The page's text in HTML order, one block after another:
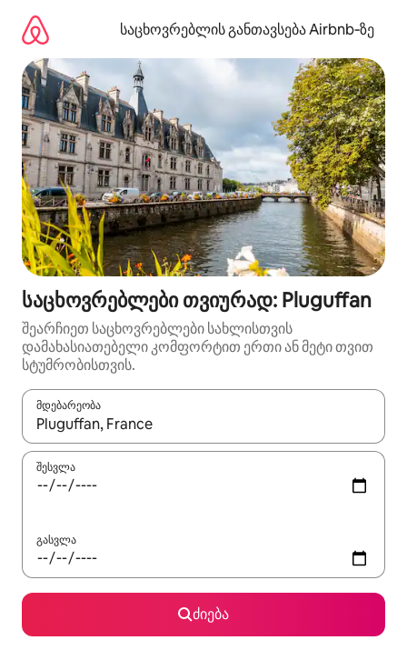
გადასვლა
საცხოვრებლის განთავსება Airbnb‑ზე
საცხოვრებლები თვიურად: Pluguffan
შეარჩიეთ საცხოვრებლები სახლისთვის
დამახასიათებელი კომფორტით ერთი ან მეტი თვით
სტუმრობისთვის.
მდებარეობა
როცა შედეგები ხელმისაწვდომი გახდება, ნავიგაციისთვის
შესვლა
გასვლა
ძიება